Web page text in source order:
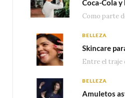
BELLEZA
BELLEZA